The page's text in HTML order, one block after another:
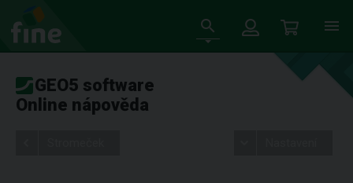
GEO5 software
Online nápověda